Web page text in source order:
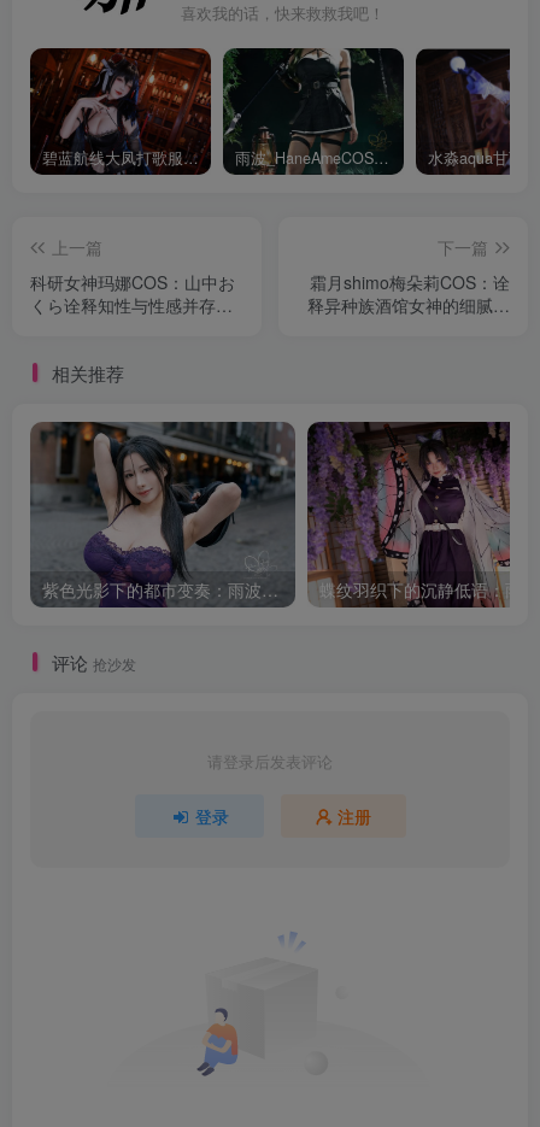
喜欢我的话，快来救救我吧！
碧蓝航线大凤打歌服有多甜？看看水淼aquaCOS版本就知道 雨波_HaneAmeCOS：演绎尤贝尔的美丽与死亡的微笑
上一篇
科研女神玛娜COS：山中お
くら诠释知性与性感并存的
下一篇
霜月shimo梅朵莉COS：诠
释异种族酒馆女神的细腻与
相关推荐
紫色光影下的都市变奏：雨波_HaneAme韩风小妈的街拍叙事
评论 抢沙发
请登录后发表评论
登录 注册